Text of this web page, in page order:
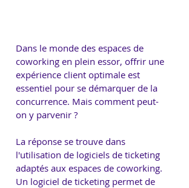
Dans le monde des espaces de
coworking en plein essor, offrir une
expérience client optimale est
essentiel pour se démarquer de la
concurrence. Mais comment peut-
on y parvenir ?
La réponse se trouve dans
l'utilisation de logiciels de ticketing
adaptés aux espaces de coworking.
Un logiciel de ticketing permet de